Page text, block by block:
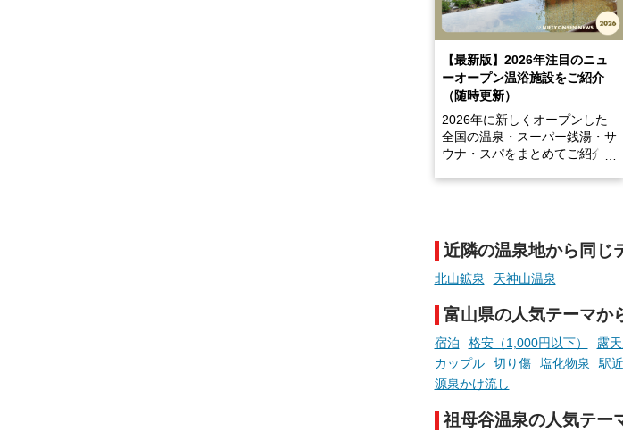
【最新版】2026年注目のニュ
ーオープン温浴施設をご紹介
（随時更新）
2026年に新しくオープンした
全国の温泉・スーパー銭湯・サ
ウナ・スパをまとめてご紹介！
まったスポットが続々登場して
います。
現地取材記事もあわせて紹介し
ていますので、気になる施設は
ぜひチェックして次のおでかけ
先の参考にしてみてください
ね。
近隣の温泉地から同じ
北山鉱泉 天神山温泉
富山県の人気テーマか
宿泊 格安（1,000円以下） 露
カップル
切り傷 塩化物泉 駅
源泉かけ流し
祖母谷温泉の人気テー